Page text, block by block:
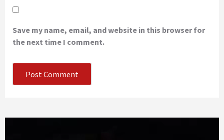
Save my name, email, and website in this browser for
the next time I comment.